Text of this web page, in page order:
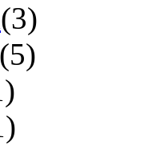
(3)
(5)